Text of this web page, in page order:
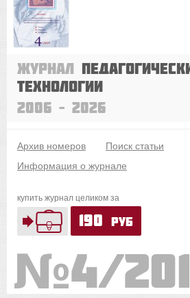
Журнал
технологии
2006 – 2026
Архив номеров
Поиск статьи
Информация о журнале
купить журнал целиком за
190 руб
4/